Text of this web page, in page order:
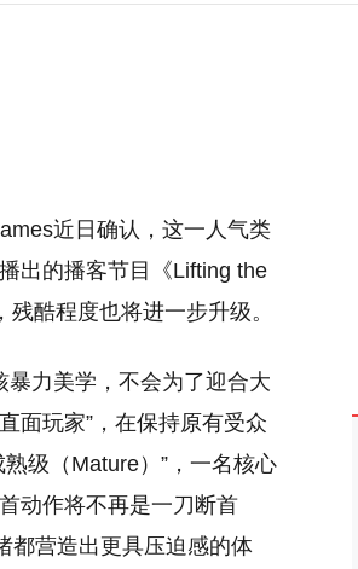
近日确认，这一人气类
出的播客节目《Lifting the
酷程度也将进一步升级。
力美学，不会为了迎合大
面玩家”，在保持原有受众
级（Mature）”，一名核心
动作将不再是一刀断首
都营造出更具压迫感的体